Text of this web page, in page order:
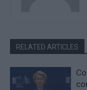
RELATED ARTICLES